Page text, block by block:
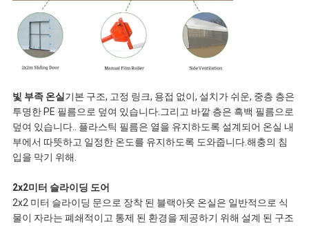
빛 부족 온실 기본 구조, 고정 링크, 용접 없이, 설치가 쉬운, 중층 층은
투명한 PE 필름으로 덮여 있습니다.그리고 바깥 층은 흑백 필름으로
덮여 있습니다.. 플라스틱 필름은 열을 유지하도록 설계되어 온실 내
부에서 따뜻하고 일정한 온도를 유지하도록 도와줍니다.해충의 침
입을 막기 위해.
2x2미터 슬라이딩 도어
2x2 미터 슬라이딩 문으로 장착 된 블랙아웃 온실은 일반적으로 식
물이 자라는 폐쇄적이고 통제 된 환경을 제공하기 위해 설계 된 구조